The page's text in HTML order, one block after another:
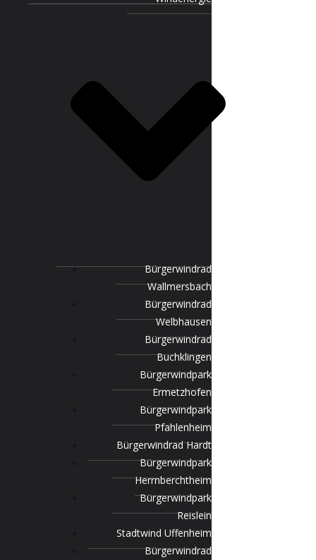
Bürgerwindrad
Wallmersbach
Bürgerwindrad
Welbhausen
Bürgerwindrad
Buchklingen
Bürgerwindpark
Ermetzhofen
Bürgerwindpark
Pfahlenheim
Bürgerwindrad Hardt
Bürgerwindpark
Herrnberchtheim
Bürgerwindpark
Reislein
Stadtwind Uffenheim
Bürgerwindrad